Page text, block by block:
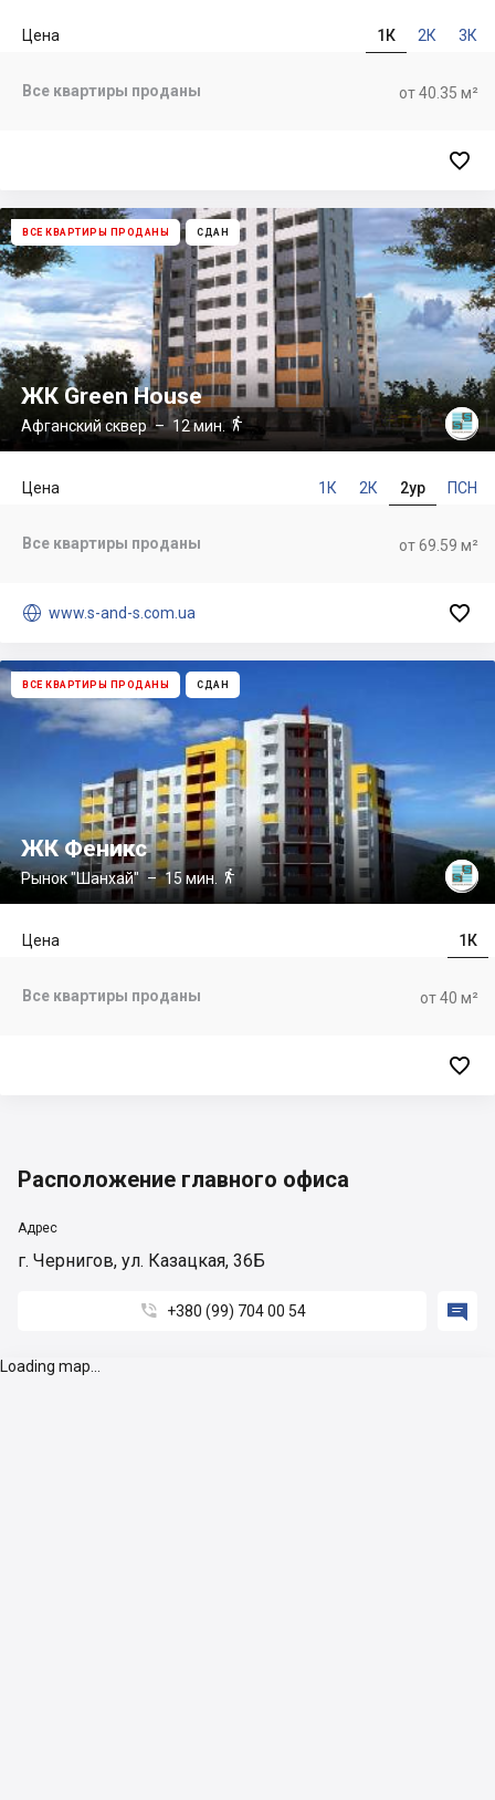
1К 2К 3К
Цена
от 40.35 м²
Все квартиры проданы

ВСЕ КВАРТИРЫ ПРОДАНЫ СДАН
ЖК Green House
Афганский сквер– 12 мин.
1К 2К 2ур ПСН
Цена
от 69.59 м²
Все квартиры проданы
 www.s-and-s.com.ua 
ВСЕ КВАРТИРЫ ПРОДАНЫ СДАН
ЖК Феникс
Рынок "Шанхай"– 15 мин.
1К
Цена
от 40 м²
Все квартиры проданы

Расположение главного офиса
Адрес
г. Чернигов, ул. Казацкая, 36Б
 +380 (99) 704 00 54 
Loading map...